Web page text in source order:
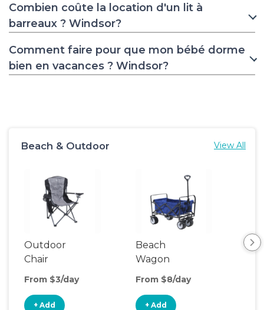
Combien coûte la location d'un lit à
barreaux ? Windsor?
Comment faire pour que mon bébé dorme
bien en vacances ? Windsor?
Beach & Outdoor View All
Outdoor
Chair
From $3/day
+ Add
Beach
Wagon
From $8/day
+ Add